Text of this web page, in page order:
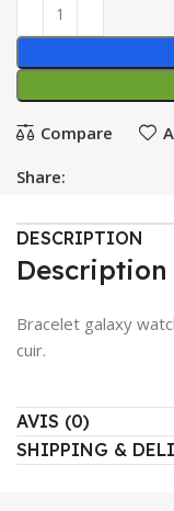
Compare
Share:
DESCRIPTION
Description
Bracelet galaxy
cuir.
AVIS (0)
SHIPPING &